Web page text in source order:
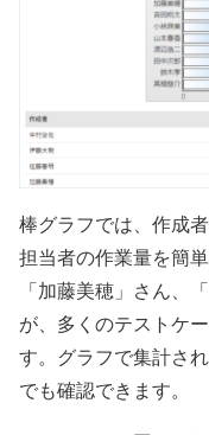
棒グラフでは、作成
担当者の作業量を簡
「加藤美穂」さん、
が、多くのテストケ
す。グラフで集計さ
でも確認できます。